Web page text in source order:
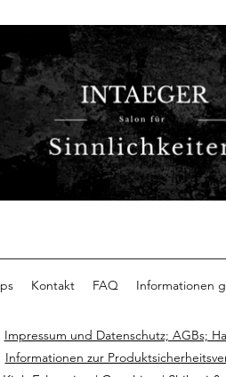
Kontakt FAQ Informationen
Impressum und Datenschutz; AGBs;
Informationen zur